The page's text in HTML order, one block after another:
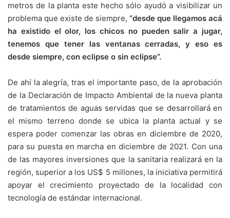
metros de la planta este hecho sólo ayudó a visibilizar un
problema que existe de siempre, “desde que llegamos acá
ha existido el olor, los chicos no pueden salir a jugar,
tenemos que tener las ventanas cerradas, y eso es
desde siempre, con eclipse o sin eclipse”.
De ahí la alegría, tras el importante paso, de la aprobación
de la Declaración de Impacto Ambiental de la nueva planta
de tratamientos de aguas servidas que se desarrollará en
el mismo terreno donde se ubica la planta actual y se
espera poder comenzar las obras en diciembre de 2020,
para su puesta en marcha en diciembre de 2021. Con una
de las mayores inversiones que la sanitaria realizará en la
región, superior a los US$ 5 millones, la iniciativa permitirá
apoyar el crecimiento proyectado de la localidad con
tecnología de estándar internacional.